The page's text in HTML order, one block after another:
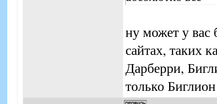
ну может у вас
сайтах, таких
Дарберри,
только